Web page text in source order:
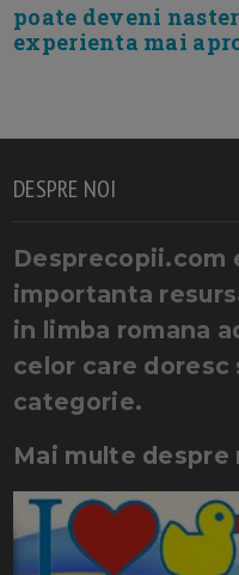
poate deveni
experienta mai
DESPRE NOI
Desprecopii.com
importanta
in limba romana
celor care
categorie.
Mai multe despre